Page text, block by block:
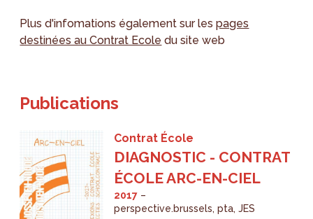
Plus d'infomations également sur lespages
destinées au Contrat Ecole du site web
Publications
Contrat École
DIAGNOSTIC - CONTRAT
ÉCOLE ARC-EN-CIEL
2017
perspective.brussels pta JES